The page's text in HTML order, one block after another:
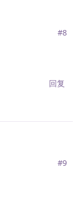
#8
回复
#9